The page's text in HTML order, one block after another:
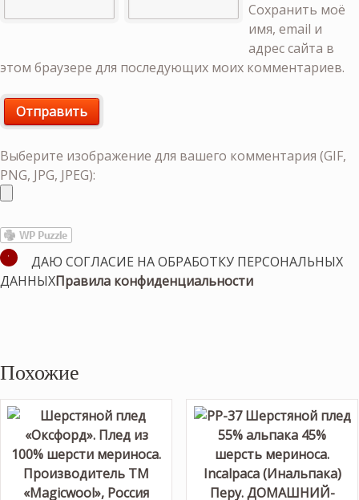
Сохранить моё
имя, email и
адрес сайта в
этом браузере для последующих моих комментариев.
Выберите изображение для вашего комментария (GIF,
PNG, JPG, JPEG):
ДАЮ СОГЛАСИЕ НА ОБРАБОТКУ ПЕРСОНАЛЬНЫХ
ДАННЫХПравила конфиденциальности
Похожие